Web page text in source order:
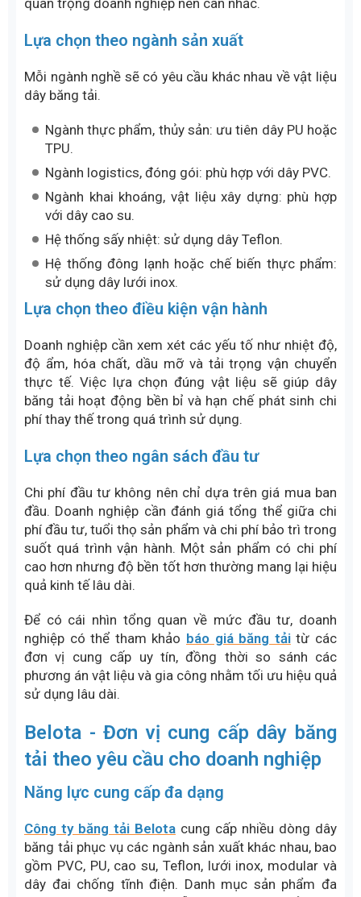
Ngoài việc lựa chọn vật liệu phù hợp, băng tải dây
cầu vận hành của từng hệ thống. Việc bổ sung các
chuyển, hạn chế thất thoát sản phẩm và tối ưu khả
năng làm việc của băng tải.
Dây băng tải dán gân
Gân dẫn hướng được gắn ở mặt dưới dây băng tải
nhằm giúp dây chạy ổn định, hạn chế lệch băng
trong quá trình vận hành. Giải pháp này thường
được sử dụng cho các hệ thống băng tải có chiều
dài lớn hoặc hoạt động liên tục.
Dây băng tải dán gờ chắn
Gờ chắn được lắp trên bề mặt dây để giữ sản phẩm
ổn định khi vận chuyển, đặc biệt với các hệ thống
băng tải nghiêng hoặc vận chuyển vật liệu dạng hạt,
dạng rời.
Dây băng tải gắn tai bèo
Tai bèo giúp tăng khả năng chứa vật liệu trên băng
tải, hạn chế rơi vãi trong quá trình vận chuyển. Đây là
giải pháp phù hợp cho các ứng dụng tải liệu theo
phương nghiêng hoặc phương đứng.
Dây băng tải khoan lỗ
Dây băng tải khoan lỗ được sử dụng trong các ứng
không. Loại băng tải đai này thường xuất hiện trong
ngành thực phẩm, chế biến nông sản và một số dây
chuyền sản xuất tự động.
Kinh nghiệm lựa chọn dây đai băng
tải phù hợp
hệ thống vận hành ổn định mà còn tối ưu chi phí đầu
tư và tuổi thọ thiết bị. Dưới đây là một số tiêu chí
quan trọng doanh nghiệp nên cân nhắc.